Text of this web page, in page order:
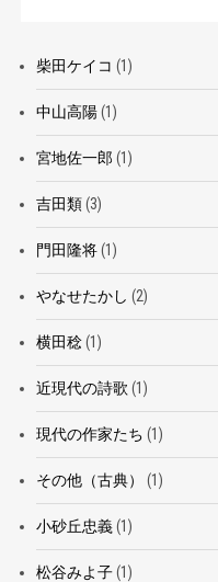
柴田ケイコ (1)
中山高陽(1)
宮地佐一郎 (1)
吉田類(3)
門田隆将(1)
やなせたかし (2)
横田稔(1)
近現代の詩歌 (1)
現代の作家たち (1)
その他（古典） (1)
小砂丘忠義(1)
松谷みよ子(1)